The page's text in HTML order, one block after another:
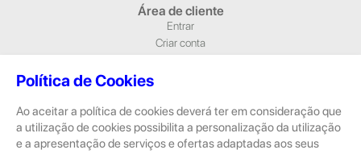
Política de Cookies
Ao aceitar a política de cookies deverá ter em consideração que
a utilização de cookies possibilita a personalização da utilização
e a apresentação de serviços e ofertas adaptadas aos seus
Área de cliente
Entrar
Criar conta
Morada e Contactos
Alameda Dr. Alfredo Pimenta, n.º 204/A Loja 1, 4810-420 Guimarães
Rua Dom Pedro V, n.º 808 R/C, 4785-306 Trofa